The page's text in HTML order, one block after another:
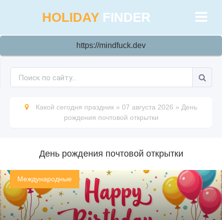
HOLIDAY FINDER
https://mindfuck.dev
Какой сегодня праздник » 07 августа 2026 » День
рождения почтовой открытки
День рождения почтовой открытки
Международные